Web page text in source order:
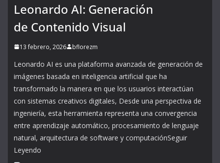
Leonardo AI: Generación
de Contenido Visual
13 febrero, 2026 bflorezm
Leonardo AI es una plataforma avanzada de generación de
imágenes basada en inteligencia artificial que ha
transformado la manera en que los usuarios interactúan
con sistemas creativos digitales, Desde una perspectiva de
ingeniería, esta herramienta representa una convergencia
entre aprendizaje automático, procesamiento de lenguaje
natural, arquitectura de software y computaciónSeguir
Leyendo